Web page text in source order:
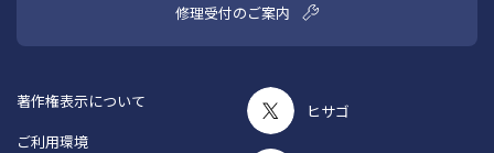
修理受付のご案内
ヒサゴ
著作権表示について
ご利用環境